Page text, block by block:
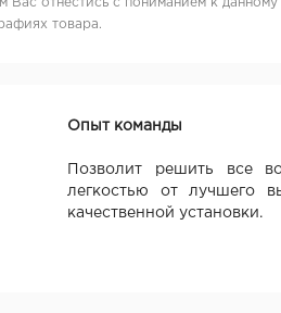
Вас отнестись с пониманием к
товара.
Опыт команды
Позволит решить все
легкостью от лучшего
качественной установки.